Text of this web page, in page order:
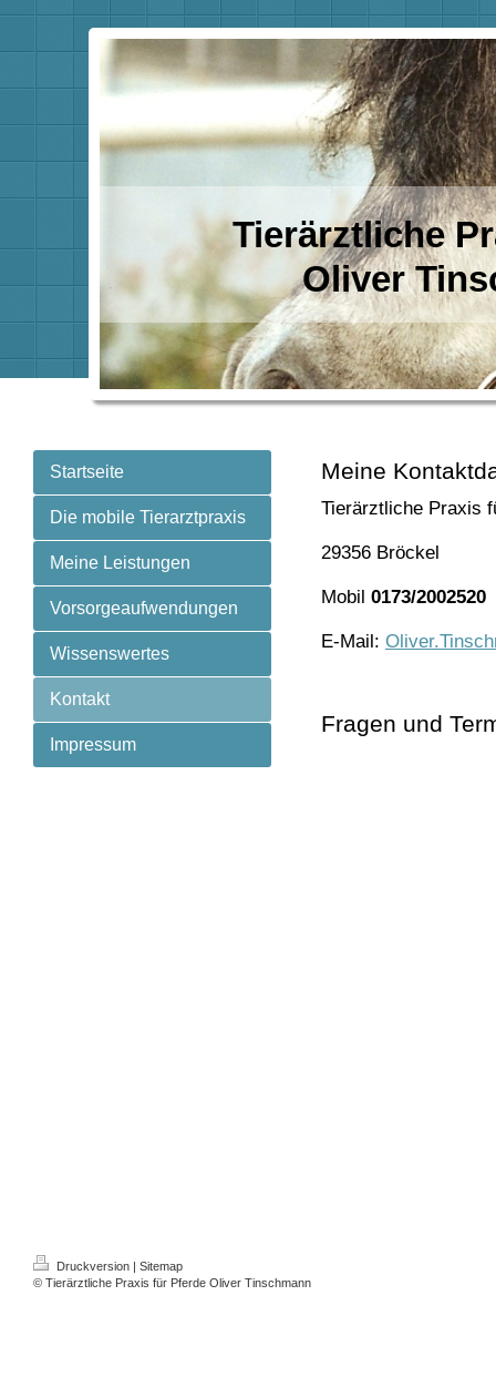
Tierärztliche
Oliver
Startseite
Die mobile Tierarztpraxis
Meine Leistungen
Vorsorgeaufwendungen
Wissenswertes
Kontakt
Impressum
Meine
Tierärztliche Praxis
29356 Bröckel
Mobil 0173/2002520
E-Mail:
Fragen und
Druckversion | Sitemap
© Tierärztliche Praxis für Pferde Oliver Tinschmann